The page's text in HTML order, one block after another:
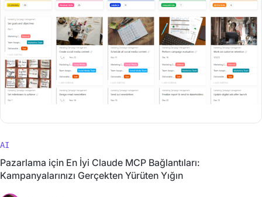
AI
Pazarlama için En İyi Claude MCP Bağlantıları:
Kampanyalarınızı Gerçekten Yürüten Yığın